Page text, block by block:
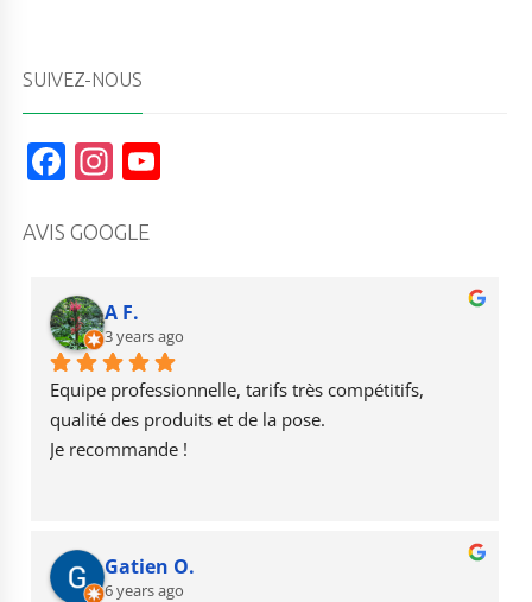
SUIVEZ-NOUS
F
c
b
o
o
k
In
a
r
a
m
b
e
AVIS GOOGLE
A F.
3 years ago
Equipe professionnelle, tarifs très compétitifs,
qualité des produits et de la pose.
Je recommande !
Gatien O.
6 years ago